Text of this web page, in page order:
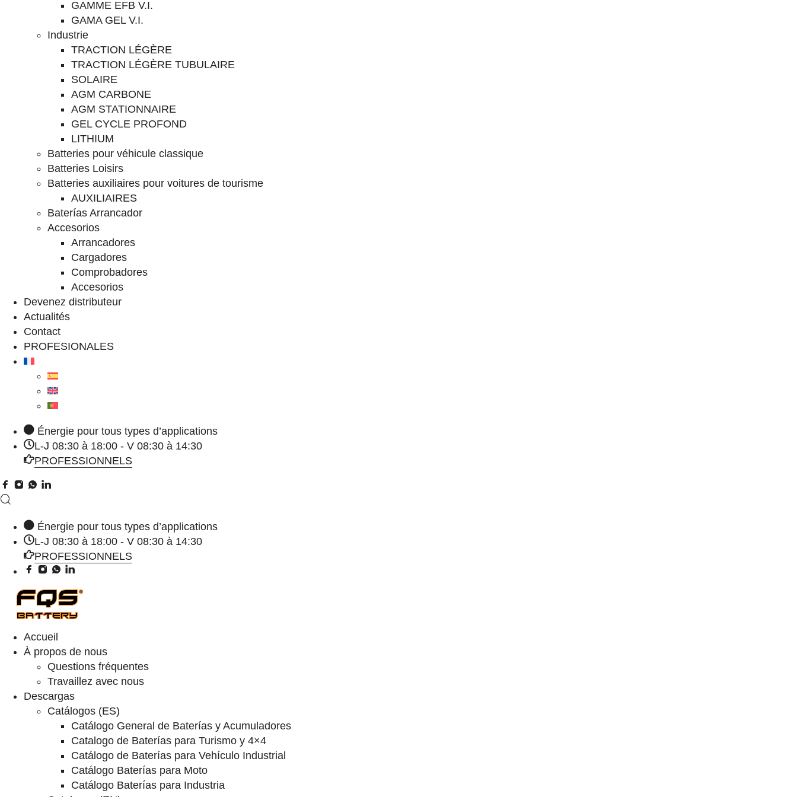
GAMME EFB V.I.
GAMA GEL V.I.
Industrie
TRACTION LÉGÈRE
TRACTION LÉGÈRE TUBULAIRE
SOLAIRE
AGM CARBONE
AGM STATIONNAIRE
GEL CYCLE PROFOND
LITHIUM
Batteries pour véhicule classique
Batteries Loisirs
Batteries auxiliaires pour voitures de tourisme
AUXILIAIRES
Baterías Arrancador
Accesorios
Arrancadores
Cargadores
Comprobadores
Accesorios
Devenez distributeur
Actualités
Contact
PROFESIONALES
Énergie pour tous types d’applications
L-J 08:30 à 18:00 - V 08:30 à 14:30
PROFESSIONNELS
Énergie pour tous types d’applications
L-J 08:30 à 18:00 - V 08:30 à 14:30
PROFESSIONNELS
Accueil
À propos de nous
Questions fréquentes
Travaillez avec nous
Descargas
Catálogos (ES)
Catálogo General de Baterías y Acumuladores
Catalogo de Baterías para Turismo y 4×4
Catálogo de Baterías para Vehículo Industrial
Catálogo Baterías para Moto
Catálogo Baterías para Industria